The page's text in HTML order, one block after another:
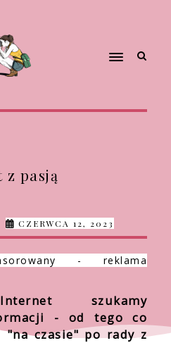
pasją
CZERWCA 12, 2023
- reklama
szukamy
- od tego co
czasie" po rady z